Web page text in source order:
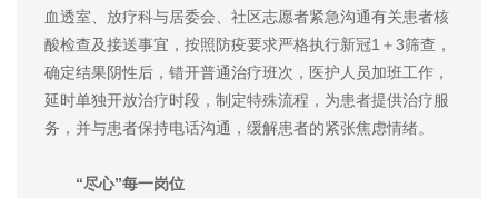
血透室、放疗科与居委会、社区志愿者紧急沟通有关患者核
酸检查及接送事宜，按照防疫要求严格执行新冠1＋3筛查，
确定结果阴性后，错开普通治疗班次，医护人员加班工作，
延时单独开放治疗时段，制定特殊流程，为患者提供治疗服
务，并与患者保持电话沟通，缓解患者的紧张焦虑情绪。
“尽心”每一岗位